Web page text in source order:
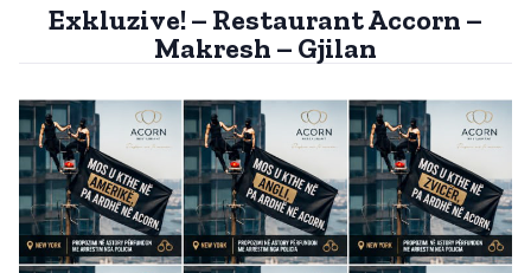
Exkluzive! – Restaurant Accorn –
Makresh – Gjilan